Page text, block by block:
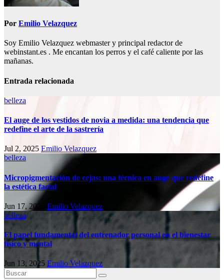
Por Emilio Velazquez
Soy Emilio Velazquez webmaster y principal redactor de
webinstant.es . Me encantan los perros y el café caliente por las
mañanas.
Entrada relacionada
belleza
El auge de los vestidos de novia a medida: una tendencia que
redefine el arte de la sastrería
Jul 2, 2025 Emilio Velazquez
belleza
Micropigmentación de cejas: una técnica en auge que redefine
la estética facial
Jun 17, 2025 Emilio Velazquez
belleza
El papel fundamental del entrenador personal en el bienestar
físico y mental
Jun 13, 2025 Emilio Velazquez